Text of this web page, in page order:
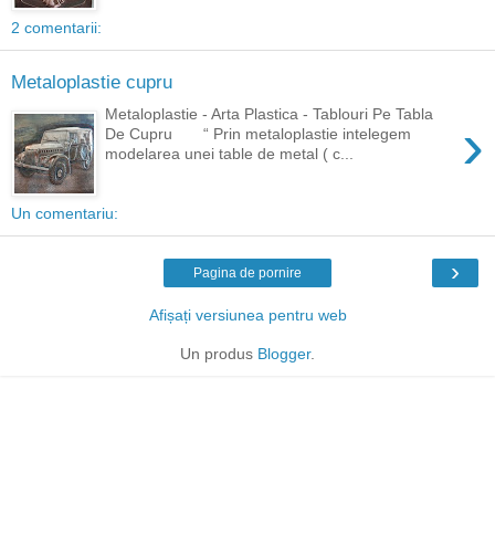
2 comentarii:
Metaloplastie cupru
›
Metaloplastie - Arta Plastica - Tablouri Pe Tabla
De Cupru “ Prin metaloplastie intelegem
modelarea unei table de metal ( c...
Un comentariu:
›
Pagina de pornire
Afișați versiunea pentru web
Un produs Blogger.